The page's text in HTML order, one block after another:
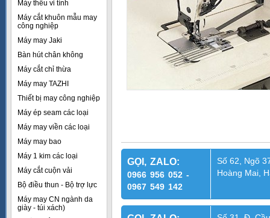
Máy thêu vi tính
Máy cắt khuôn mẫu may
công nghiệp
Máy may Jaki
Bàn hút chân không
Máy cắt chỉ thừa
Máy may TAZHI
Thiết bị may công nghiệp
Máy ép seam các loại
Máy may viền các loại
Máy may bao
Máy 1 kim các loại
Máy cắt cuộn vải
Bộ điều thun - Bộ trợ lực
Máy may CN ngành da
giày - túi xách)
GỌI, ZALO:
0966 956 052 -
0967 549 142
Số 62, Ngõ
Hoàng Mai,